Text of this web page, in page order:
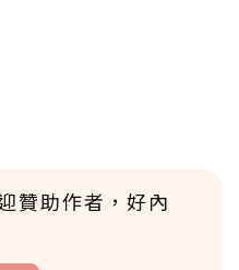
贊助作者，好內